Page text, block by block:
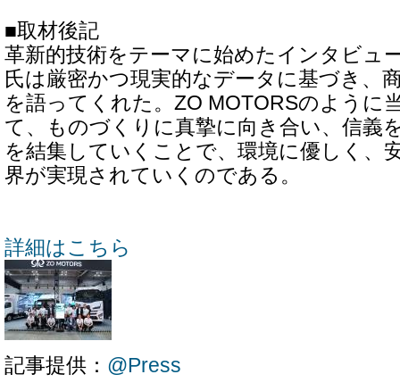
■取材後記
革新的技術をテーマに始めたインタビュ
氏は厳密かつ現実的なデータに基づき、
を語ってくれた。ZO MOTORSのように
て、ものづくりに真摯に向き合い、信義
を結集していくことで、環境に優しく、
界が実現されていくのである。
詳細はこちら
記事提供： @Press